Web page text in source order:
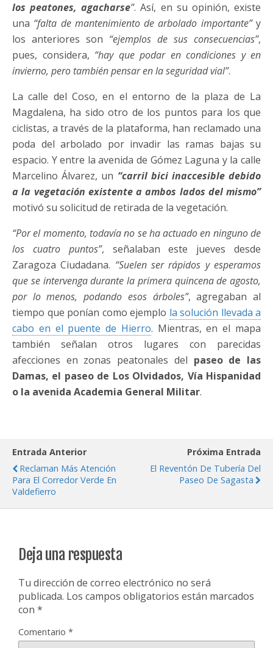
los peatones, agacharse”. Así, en su opinión, existe
una “falta de mantenimiento de arbolado importante”y
los anteriores son “ejemplos de sus consecuencias”,
pues, considera, “hay que podar en condiciones y en
invierno, pero también pensar en la seguridad vial”.
La calle del Coso, en el entorno de la plaza de La
Magdalena, ha sido otro de los puntos para los que
ciclistas, a través de la plataforma, han reclamado una
poda del arbolado por invadir las ramas bajas su
espacio. Y entre la avenida de Gómez Laguna y la calle
Marcelino Álvarez, un “carril bici inaccesible debido
a la vegetación existente a ambos lados del mismo”
motivó su solicitud de retirada de la vegetación.
“Por el momento, todavía no se ha actuado en ninguno de
los cuatro puntos”, señalaban este jueves desde
Zaragoza Ciudadana. “Suelen ser rápidos y esperamos
que se intervenga durante la primera quincena de agosto,
por lo menos, podando esos árboles”, agregaban al
tiempo que ponían como ejemplo la solución llevada a
cabo en el puente de Hierro. Mientras, en el mapa
también señalan otros lugares con parecidas
afecciones en zonas peatonales del paseo de las
Damas, el paseo de Los Olvidados, Vía Hispanidad
o la avenida Academia General Militar.
Entrada Anterior
Reclaman Más Atención
Para El Corredor Verde En
Valdefierro
Próxima Entrada
El Reventón De Tubería Del
Paseo De Sagasta
Deja una respuesta
Tu dirección de correo electrónico no será
publicada. Los campos obligatorios están marcados
con *
Comentario *